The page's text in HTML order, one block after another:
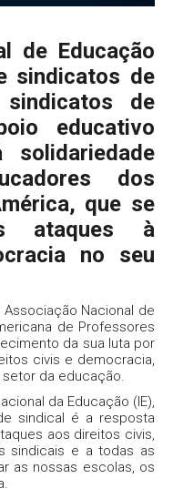
de Educação
sindicatos de
de
educativo
solidariedade
dos
que se
ataques à
no seu
Nacional de
de Professores
da sua luta por
civis e democracia,
da educação.
da Educação (IE),
sindical é a resposta
aos direitos civis,
sindicais e a todas as
as nossas escolas, os